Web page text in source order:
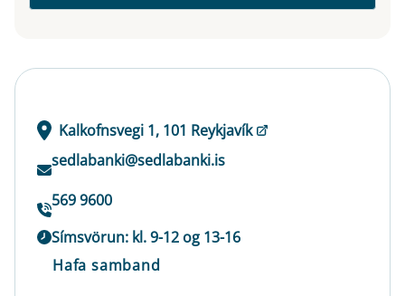
Kalkofnsvegi 1, 101 Reykjavík
sedlabanki@sedlabanki.is
569 9600
Símsvörun: kl. 9-12 og 13-16
Hafa samband